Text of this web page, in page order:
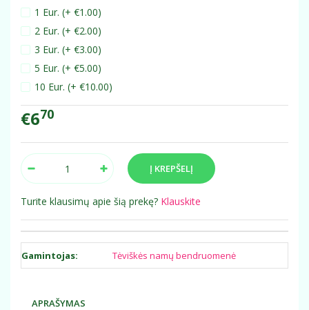
1 Eur. (+ €1.00)
2 Eur. (+ €2.00)
3 Eur. (+ €3.00)
5 Eur. (+ €5.00)
10 Eur. (+ €10.00)
€670
Turite klausimų apie šią prekę? Klauskite
Gamintojas: Tėviškės namų bendruomenė
APRAŠYMAS